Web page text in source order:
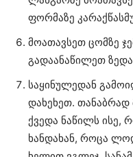
ფორმაზე
მოათავსეთ ცომზე
გადაანაწილეთ
საყინულედან
დახეხეთ. თანაბრად
ქვედა ნაწილს ისე,
ხანდახან, როცა